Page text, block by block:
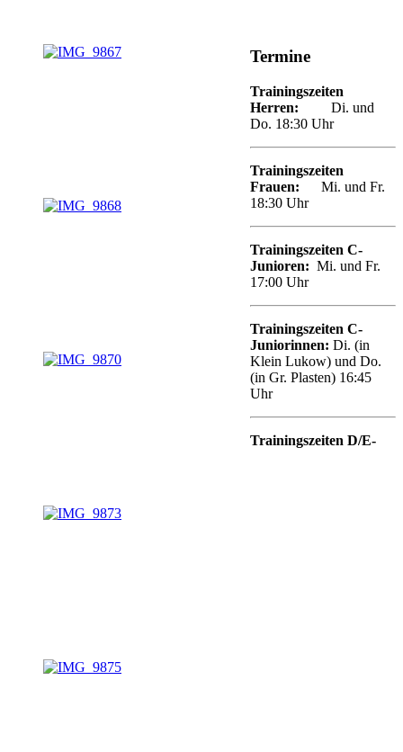
Termine
Trainingszeiten
Herren: Di. und
Do. 18:30 Uhr
Trainingszeiten
Frauen: Mi. und Fr.
18:30 Uhr
Trainingszeiten C-
Junioren: Mi. und Fr.
17:00 Uhr
Trainingszeiten C-
Juniorinnen: Di. (in
Klein Lukow) und Do.
(in Gr. Plasten) 16:45
Uhr
Trainingszeiten D/E-